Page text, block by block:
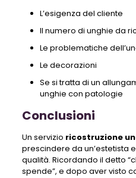
L’esigenza del cliente
Il numero di unghie da
Le problematiche
Le decorazioni
Se si tratta di un
unghie con patologie
Conclusioni
Un servizio ricostruzione
prescindere da un’estetista
qualità. Ricordando il detto
spende”, e dopo aver visto